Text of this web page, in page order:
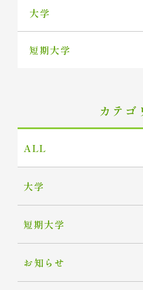
大学
短期大学
カテゴ
ALL
大学
短期大学
お知らせ